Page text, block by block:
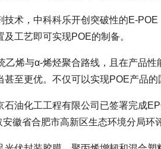
技术，中科科乐开创突破性的E-
工艺即可实现POE的制备。
乙烯与α-烯烃聚合路线，且在产品
至更优。不仅可以实现POE产品的
石油化工工程有限公司已签署完成
徽省合肥市高新区生态环境分局环